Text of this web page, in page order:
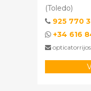
(Toledo)
925 770
+34 616